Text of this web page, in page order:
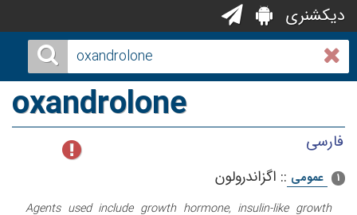
دیکشنری
oxandrolone
فارسی
1 عمومی :: اگزاندرولون
Agents used include growth hormone, insulin-like growth